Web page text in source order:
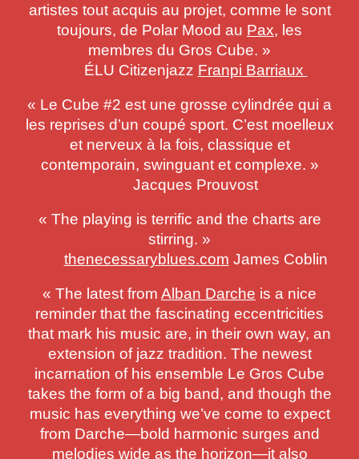
artistes tout acquis au projet, comme le sont
toujours, de Polar Mood au Pax, les
membres du Gros Cube. »
ÉLU Citizenjazz Franpi Barriaux
« Le Cube #2 est une grosse cylindrée qui a
les reprises d’un coupé sport. C’est moelleux
et nerveux à la fois, classique et
contemporain, swinguant et complexe. »
Jacques Prouvost
« The playing is terrific and the charts are
stirring. »
thenecessaryblues.com James Coblin
« The latest from Alban Darche is a nice
reminder that the fascinating eccentricities
that mark his music are, in their own way, an
extension of jazz tradition. The newest
incarnation of his ensemble Le Gros Cube
takes the form of a big band, and though the
music has everything we’ve come to expect
from Darche—bold harmonic surges and
melodies wide as the horizon—it also